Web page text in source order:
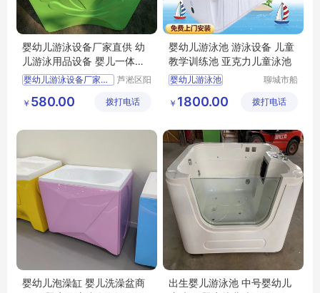
婴幼儿游泳设备厂家直供 幼
儿游泳用品设备 婴儿一体式
洗澡盆
婴幼儿游泳设备厂家直销
婴儿一体式洗澡盆
芦淞区阳
童游泳馆
￥ 580.00 拨打电话
婴幼儿游泳池 游泳设备 儿童
教学训练池 亚克力儿童泳池
婴幼儿游泳池
儿童教学训练游泳池
亚克力儿童游泳池
聊城市船
乐设备有
￥ 1800.00 拨打电话
婴幼儿泡澡缸 婴儿洗澡盆商
出生婴儿游泳池 中号婴幼儿